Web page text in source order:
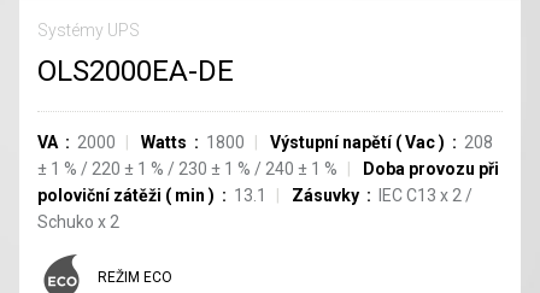
Systémy UPS
OLS2000EA-DE
VA 2000 Watts 1800 Výstupní napětí(Vac)
208
± 1 % / 220 ± 1 % / 230 ± 1 % / 240 ± 1 %
Doba provozu při
poloviční zátěži ( min ) 13.1 Zásuvky IEC C13 x 2 /
Schuko x 2
REŽIM ECO